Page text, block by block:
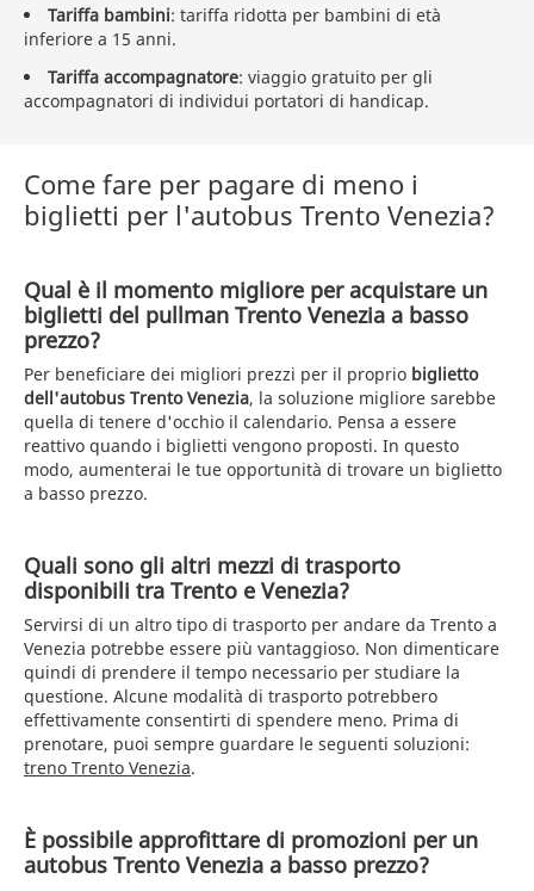
Tariffa bambini: tariffa ridotta per bambini di età
inferiore a 15 anni.
Tariffa accompagnatore: viaggio gratuito per gli
accompagnatori di individui portatori di handicap.
Come fare per pagare di meno i
biglietti per l'autobus Trento Venezia?
Qual è il momento migliore per acquistare un
biglietti del pullman Trento Venezia a basso
prezzo?
Per beneficiare dei migliori prezzi per il proprio biglietto
dell'autobus Trento Venezia, la soluzione migliore sarebbe
quella di tenere d'occhio il calendario. Pensa a essere
reattivo quando i biglietti vengono proposti. In questo
modo, aumenterai le tue opportunità di trovare un biglietto
a basso prezzo.
Quali sono gli altri mezzi di trasporto
disponibili tra Trento e Venezia?
Servirsi di un altro tipo di trasporto per andare da Trento a
Venezia potrebbe essere più vantaggioso. Non dimenticare
quindi di prendere il tempo necessario per studiare la
questione. Alcune modalità di trasporto potrebbero
effettivamente consentirti di spendere meno. Prima di
prenotare, puoi sempre guardare le seguenti soluzioni:
treno Trento Venezia.
È possibile approfittare di promozioni per un
autobus Trento Venezia a basso prezzo?